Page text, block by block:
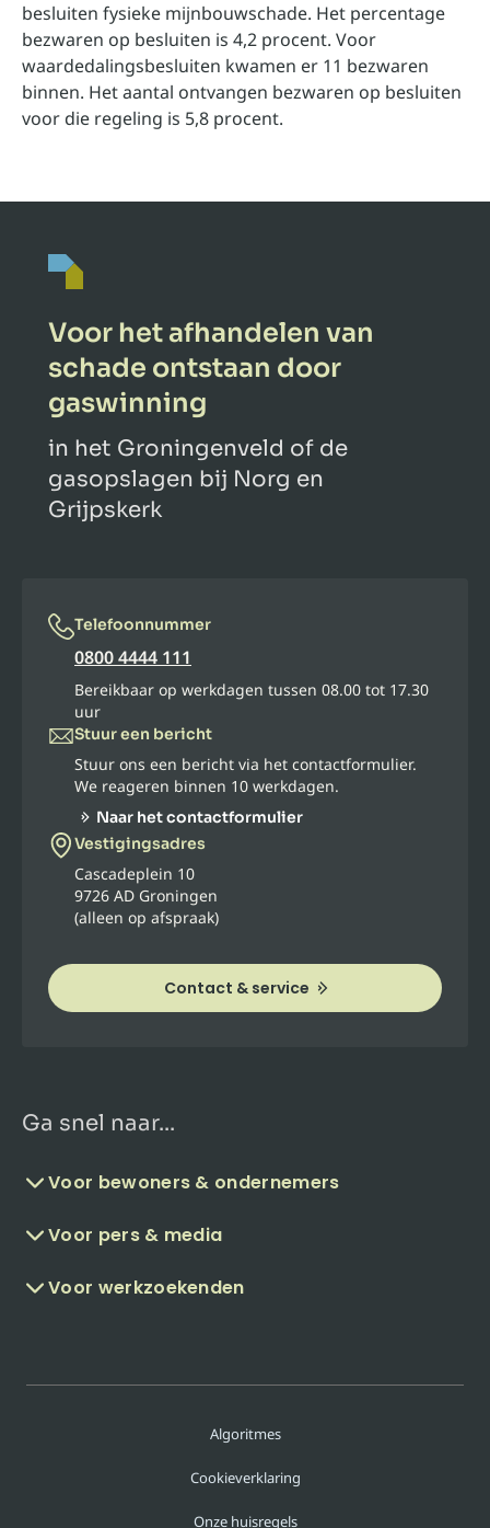
besluiten fysieke mijnbouwschade. Het percentage
bezwaren op besluiten is 4,2 procent. Voor
waardedalingsbesluiten kwamen er 11 bezwaren
binnen. Het aantal ontvangen bezwaren op besluiten
voor die regeling is 5,8 procent.
Voor het afhandelen van
schade ontstaan door
gaswinning
in het Groningenveld of de
gasopslagen bij Norg en
Grijpskerk
Telefoonnummer
0800 4444 111
Bereikbaar op werkdagen tussen 08.00 tot 17.30
uur
Stuur een bericht
Stuur ons een bericht via het contactformulier.
We reageren binnen 10 werkdagen.
Naar het contactformulier
Vestigingsadres
Cascadeplein 10
9726 AD Groningen
(alleen op afspraak)
Contact & service
Ga snel naar...
Voor bewoners & ondernemers
Voor pers & media
Voor werkzoekenden
Algoritmes
Cookieverklaring
Onze huisregels